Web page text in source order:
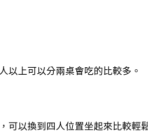
以上可以分兩桌會吃的比較多。
可以換到四人位置坐起來比較輕